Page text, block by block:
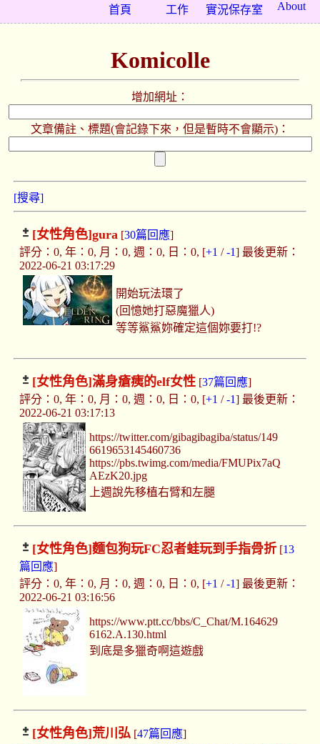
About
實況保存室
工作
首頁
Komicolle
增加網址：
文章備註、標題(會記錄下來，但是暫時不會顯示)：
[搜尋]
[女性角色]gura [30篇回應]
評分：0, 年：0, 月：0, 週：0, 日：0, [+1 /-1] 最後更新：
2022-06-21 03:17:29
開始玩法環了
(回憶她打惡魔獵人)
等等鯊鯊妳確定這個妳要打!?
[女性角色]滿身瘡痍的elf女性[37篇回應]
評分：0, 年：0, 月：0, 週：0, 日：0, [+1 /-1] 最後更新：
2022-06-21 03:17:13
https://twitter.com/gibagibagiba/status/149
6619653145460736
https://pbs.twimg.com/media/FMUPix7aQ
AEzK20.jpg
上週說先移植右臂和左腿
[女性角色]麵包狗玩FC忍者蛙玩到手指骨折[13
篇回應]
評分：0, 年：0, 月：0, 週：0, 日：0, [+1 /-1] 最後更新：
2022-06-21 03:16:56
https://www.ptt.cc/bbs/C_Chat/M.164629
6162.A.130.html
到底是多獵奇啊這遊戲
[女性角色]荒川弘[47篇回應]